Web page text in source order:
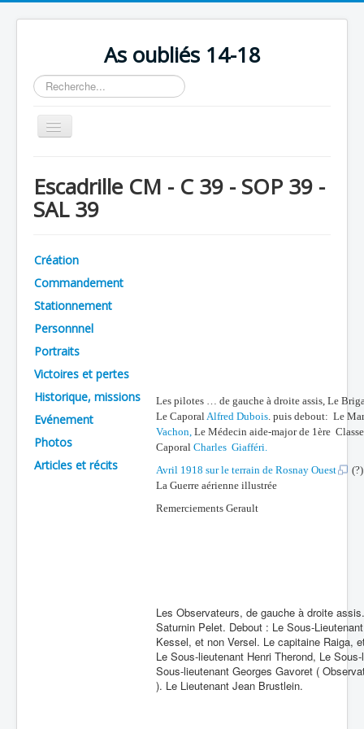
As oubliés 14-18
Rechercher
Basculer
la
Chronologie
Escadrilles
Avions
Personnels
Formation
Doctrines
Les As
Cahiers des As
Escadrille CM - C 39 - SOP 39 -
SAL 39
Création
Commandement
Stationnement
Personnnel
Portraits
Victoires et pertes
Historique, missions
Evénement
Photos
Articles et récits
Les pilotes … de gauche à droite assis, Le
Le CaporalAlfred Dubois. puis debout: Le
Vachon, Le Médecin aide-major de 1ère
Caporal Charles Giafféri.
Avril 1918 sur le terrain de Rosnay Ouest
(?)
La Guerre aérienne illustrée
Remerciements Gerault
Les Observateurs, de gauche à droite
Saturnin Pelet. Debout : Le Sous-
Kessel, et non Versel. Le capitaine Raiga,
Le Sous-lieutenant Henri Therond, Le
Sous-lieutenant Georges Gavoret (
). Le Lieutenant Jean Brustlein.